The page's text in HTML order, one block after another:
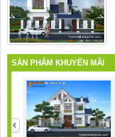
SẢN PHẨM KHUYẾN MÃI